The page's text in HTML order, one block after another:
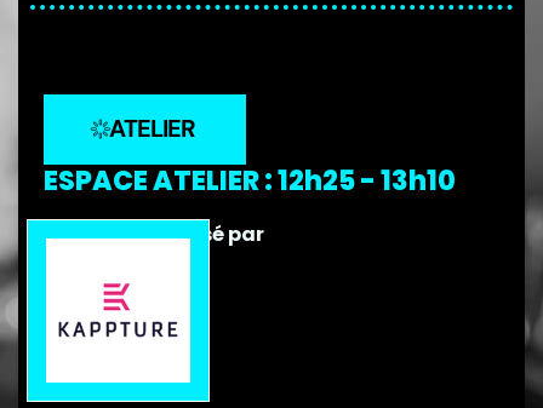
ATELIER
ESPACE ATELIER : 12h25 - 13h10
Débat sponsorisé par